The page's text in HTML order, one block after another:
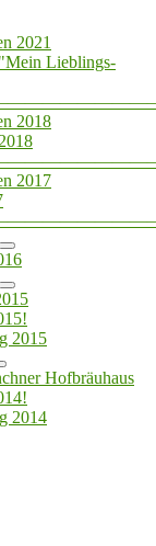
2021
Lieblings-
2018
2017
2015
Hofbräuhaus
2014